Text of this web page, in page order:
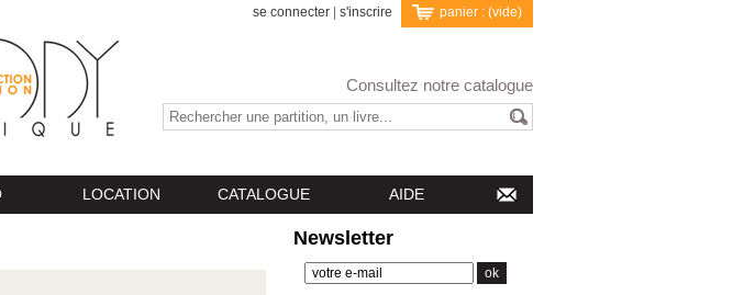
se connecter s'inscrire panier : (vide)
Consultez notre catalogue
LOCATION CATALOGUE AIDE
Newsletter